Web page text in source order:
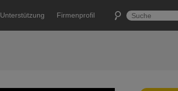
Unterstützung Firmenprofil